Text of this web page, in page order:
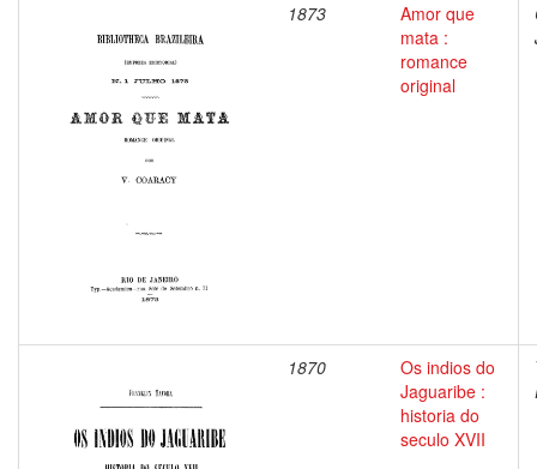
1873
Amor que
mata :
romance
original
1870
Os indios do
Jaguaribe :
historia do
seculo XVII